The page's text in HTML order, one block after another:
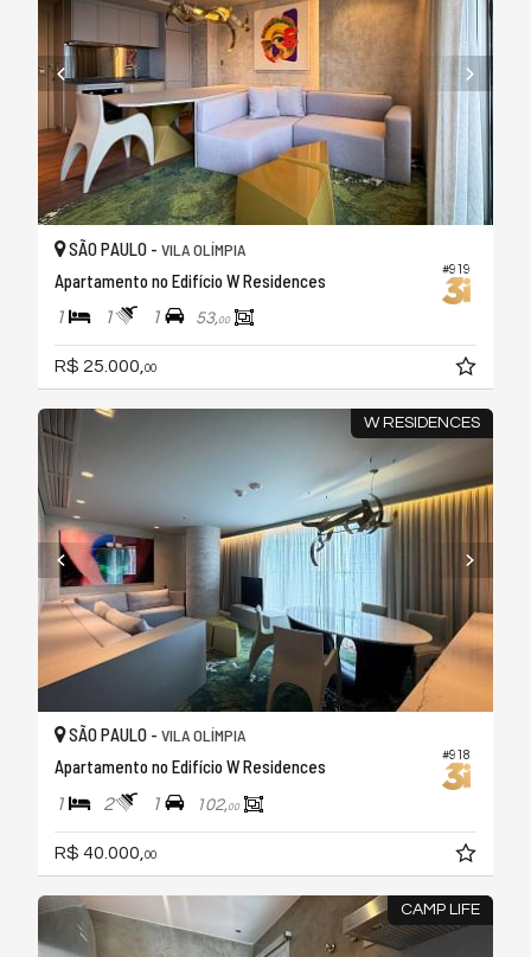
#919
SÃO PAULO - VILA OLÍMPIA
Apartamento no Edifício W Residences
1 1 1 53,00
R$ 25.000, 00
W RESIDENCES
#918
SÃO PAULO - VILA OLÍMPIA
Apartamento no Edifício W Residences
1 2 1 102,00
R$ 40.000, 00
CAMP LIFE